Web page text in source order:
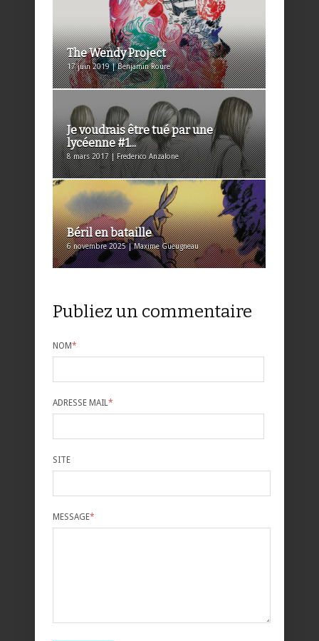
The Wendy Project
17 juin 2019 | Benjamin Roure
Je voudrais être tué par une
lycéenne #1...
8 mars 2017 | Frederico Anzalone
Béril en bataille
6 novembre 2025 | Maxime Gueugneau
Publiez un commentaire
NOM*
ADRESSE MAIL*
SITE
MESSAGE*